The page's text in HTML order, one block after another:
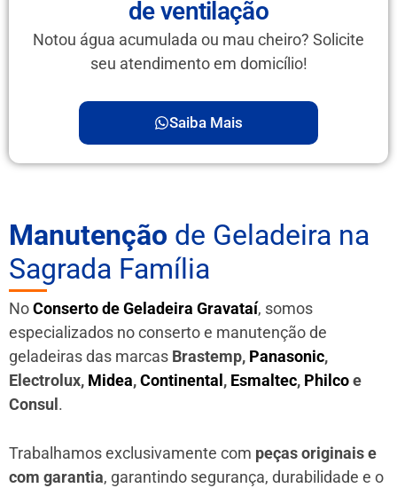
de ventilação
Notou água acumulada ou mau cheiro? Solicite
seu atendimento em domicílio!
Saiba Mais
Manutenção de Geladeira na
Sagrada Família
NoConserto de Geladeira Gravataí, somos
especializados no conserto e manutenção de
geladeiras das marcas Brastemp, Panasonic,
Electrolux, Midea,Continental, Esmaltec, Philcoe
Consul.
Trabalhamos exclusivamente com peças originais e
com garantia, garantindo segurança, durabilidade e o